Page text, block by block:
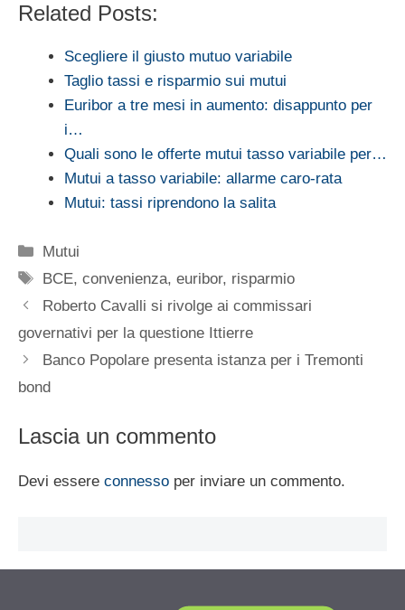
Related Posts:
Scegliere il giusto mutuo variabile
Taglio tassi e risparmio sui mutui
Euribor a tre mesi in aumento: disappunto per
i…
Quali sono le offerte mutui tasso variabile per…
Mutui a tasso variabile: allarme caro-rata
Mutui: tassi riprendono la salita
Categorie
Mutui
Tag
BCE,convenienza,euribor, risparmio
Roberto Cavalli si rivolge ai commissari
governativi per la questione Ittierre
Banco Popolare presenta istanza per i Tremonti
bond
Lascia un commento
Devi essere connesso per inviare un commento.